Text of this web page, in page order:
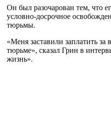
Он был разочарован тем, что
условно-досрочное
тюрьмы.
«Меня заставили заплатить
тюрьме», сказал Грин в
жизнь».